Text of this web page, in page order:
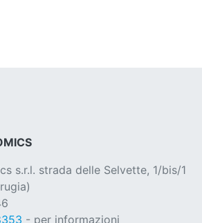
s.r.l. strada delle Selvette, 1/bis/1
- per informazioni